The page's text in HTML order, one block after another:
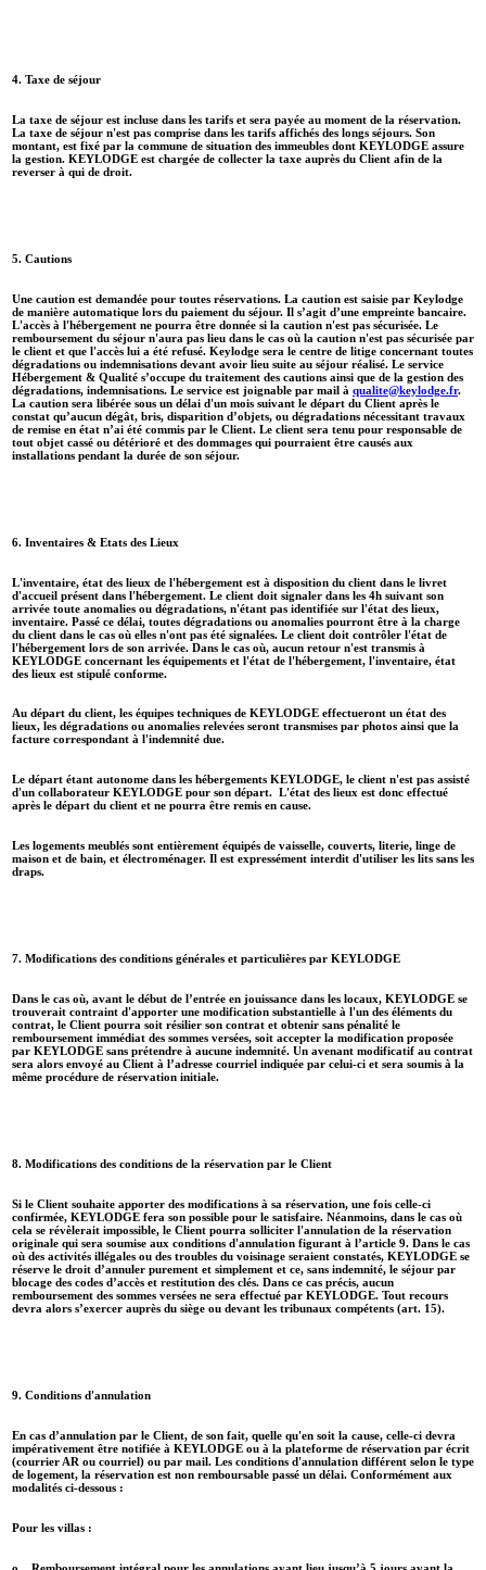
4. Taxe de séjour
La taxe de séjour est incluse dans les tarifs et sera payée au moment de la réservation.
La taxe de séjour n'est pas comprise dans les tarifs affichés des longs séjours. Son
montant, est fixé par la commune de situation des immeubles dont KEYLODGE assure
la gestion. KEYLODGE est chargée de collecter la taxe auprès du Client afin de la
reverser à qui de droit.
5. Cautions
Une caution est demandée pour toutes réservations. La caution est saisie par Keylodge
de manière automatique lors du paiement du séjour. Il s’agit d’une empreinte bancaire.
L'accès à l'hébergement ne pourra être donnée si la caution n'est pas sécurisée. Le
remboursement du séjour n'aura pas lieu dans le cas où la caution n'est pas sécurisée par
le client et que l'accès lui a été refusé. Keylodge sera le centre de litige concernant toutes
dégradations ou indemnisations devant avoir lieu suite au séjour réalisé. Le service
Hébergement & Qualité s’occupe du traitement des cautions ainsi que de la gestion des
dégradations, indemnisations. Le service est joignable par mail à qualite@keylodge.fr.
La caution sera libérée sous un délai d'un mois suivant le départ du Client après le
constat qu’aucun dégât, bris, disparition d’objets, ou dégradations nécessitant travaux
de remise en état n’ai été commis par le Client. Le client sera tenu pour responsable de
tout objet cassé ou détérioré et des dommages qui pourraient être causés aux
installations pendant la durée de son séjour.
6. Inventaires & Etats des Lieux
L'inventaire, état des lieux de l'hébergement est à disposition du client dans le livret
d'accueil présent dans l'hébergement. Le client doit signaler dans les 4h suivant son
arrivée toute anomalies ou dégradations, n'étant pas identifiée sur l'état des lieux,
inventaire. Passé ce délai, toutes dégradations ou anomalies pourront être à la charge
du client dans le cas où elles n'ont pas été signalées. Le client doit contrôler l'état de
l'hébergement lors de son arrivée. Dans le cas où, aucun retour n'est transmis à
KEYLODGE concernant les équipements et l'état de l'hébergement, l'inventaire, état
des lieux est stipulé conforme.
Au départ du client, les équipes techniques de KEYLODGE effectueront un état des
lieux, les dégradations ou anomalies relevées seront transmises par photos ainsi que la
facture correspondant à l'indemnité due.
Le départ étant autonome dans les hébergements KEYLODGE, le client n'est pas assisté
d'un collaborateur KEYLODGE pour son départ. L'état des lieux est donc effectué
après le départ du client et ne pourra être remis en cause.
Les logements meublés sont entièrement équipés de vaisselle, couverts, literie, linge de
maison et de bain, et électroménager. Il est expressément interdit d'utiliser les lits sans les
draps.
7. Modifications des conditions générales et particulières par KEYLODGE
Dans le cas où, avant le début de l’entrée en jouissance dans les locaux, KEYLODGE se
trouverait contraint d'apporter une modification substantielle à l'un des éléments du
contrat, le Client pourra soit résilier son contrat et obtenir sans pénalité le
remboursement immédiat des sommes versées, soit accepter la modification proposée
par KEYLODGE sans prétendre à aucune indemnité. Un avenant modificatif au contrat
sera alors envoyé au Client à l’adresse courriel indiquée par celui-ci et sera soumis à la
même procédure de réservation initiale.
8. Modifications des conditions de la réservation par le Client
Si le Client souhaite apporter des modifications à sa réservation, une fois celle-ci
confirmée, KEYLODGE fera son possible pour le satisfaire. Néanmoins, dans le cas où
cela se révèlerait impossible, le Client pourra solliciter l'annulation de la réservation
originale qui sera soumise aux conditions d'annulation figurant à l’article 9. Dans le cas
où des activités illégales ou des troubles du voisinage seraient constatés, KEYLODGE se
réserve le droit d’annuler purement et simplement et ce, sans indemnité, le séjour par
blocage des codes d’accès et restitution des clés. Dans ce cas précis, aucun
remboursement des sommes versées ne sera effectué par KEYLODGE. Tout recours
devra alors s’exercer auprès du siège ou devant les tribunaux compétents (art. 15).
9. Conditions d'annulation
En cas d’annulation par le Client, de son fait, quelle qu'en soit la cause, celle-ci devra
impérativement être notifiée à KEYLODGE ou à la plateforme de réservation par écrit
(courrier AR ou courriel) ou par mail. Les conditions d'annulation différent selon le type
de logement, la réservation est non remboursable passé un délai. Conformément aux
modalités ci-dessous :
Pour les villas :